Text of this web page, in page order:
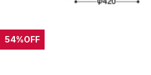
54%OFF